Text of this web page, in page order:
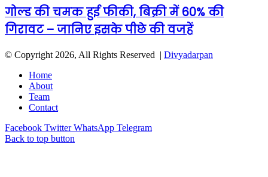
गोल्ड की चमक हुई फीकी, बिक्री में 60% की
गिरावट – जानिए इसके पीछे की वजहें
© Copyright 2026, All Rights Reserved | Divyadarpan
Home
About
Team
Contact
Facebook Twitter WhatsApp Telegram
Back to top button